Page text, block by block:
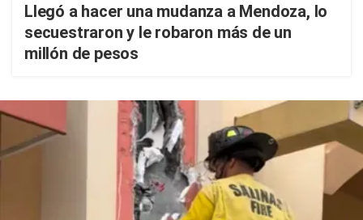
Llegó a hacer una mudanza a Mendoza, lo
secuestraron y le robaron más de un
millón de pesos